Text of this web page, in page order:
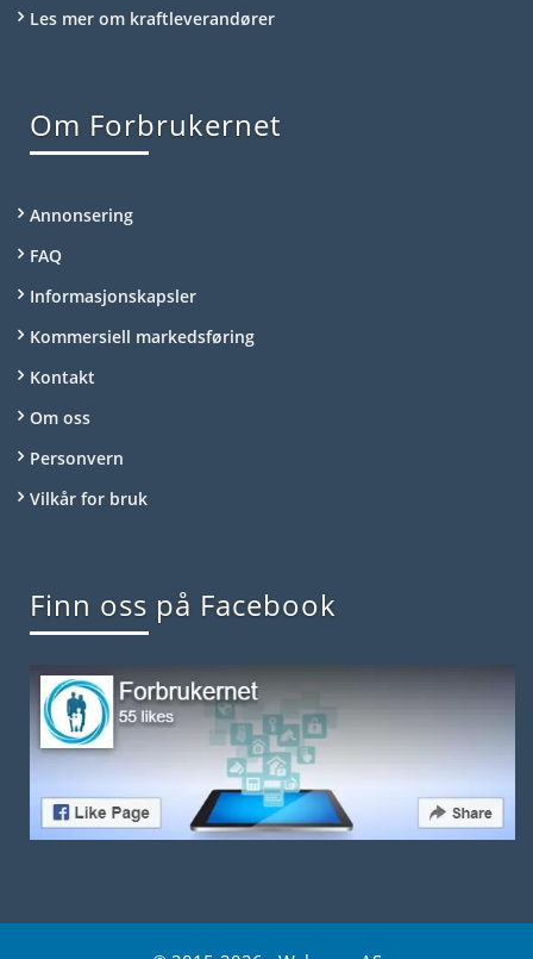
Les mer om kraftleverandører
Om Forbrukernet
Annonsering
FAQ
Informasjonskapsler
Kommersiell markedsføring
Kontakt
Om oss
Personvern
Vilkår for bruk
Finn oss på Facebook